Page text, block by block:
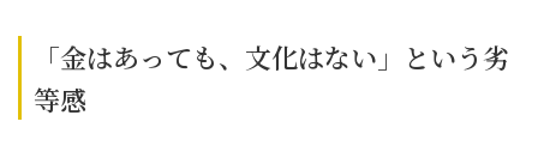
「金はあっても、文化はない」という劣
等感